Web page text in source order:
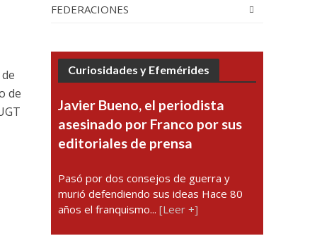
de
FEDERACIONES
Curiosidades y Efemérides
Javier Bueno, el periodista
asesinado por Franco por sus
editoriales de prensa
Pasó por dos consejos de guerra y
murió defendiendo sus ideas Hace 80
años el franquismo...[Leer +]